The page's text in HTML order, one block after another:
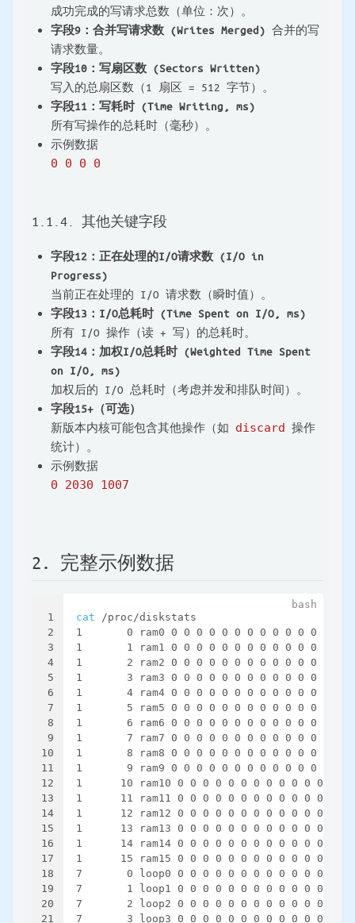
成功完成的写请求总数（单位：次）。
字段9：合并写请求数 (Writes Merged) 合并的写
请求数量。
字段10：写扇区数 (Sectors Written)
写入的总扇区数（1 扇区 = 512 字节）。
字段11：写耗时 (Time Writing, ms)
所有写操作的总耗时（毫秒）。
示例数据
0 0 0 0
1.1.4. 其他关键字段
字段12：正在处理的I/O请求数 (I/O in
Progress)
当前正在处理的 I/O 请求数（瞬时值）。
字段13：I/O总耗时 (Time Spent on I/O, ms)
所有 I/O 操作（读 + 写）的总耗时。
字段14：加权I/O总耗时 (Weighted Time Spent
on I/O, ms)
加权后的 I/O 总耗时（考虑并发和排队时间）。
字段15+（可选）
新版本内核可能包含其他操作（如 discard 操作
统计）。
示例数据
0 2030 1007
2. 完整示例数据
1
2
3
4
5
6
7
8
9
10
11
12
13
14
15
16
17
18
19
20
21
cat /proc/diskstats
1       0 ram0 0 0 0 0 0 0 0 0 0 0 0 0 0 0
1       1 ram1 0 0 0 0 0 0 0 0 0 0 0 0 0 0
1       2 ram2 0 0 0 0 0 0 0 0 0 0 0 0 0 0
1       3 ram3 0 0 0 0 0 0 0 0 0 0 0 0 0 0
1       4 ram4 0 0 0 0 0 0 0 0 0 0 0 0 0 0
1       5 ram5 0 0 0 0 0 0 0 0 0 0 0 0 0 0
1       6 ram6 0 0 0 0 0 0 0 0 0 0 0 0 0 0
1       7 ram7 0 0 0 0 0 0 0 0 0 0 0 0 0 0
1       8 ram8 0 0 0 0 0 0 0 0 0 0 0 0 0 0
1       9 ram9 0 0 0 0 0 0 0 0 0 0 0 0 0 0
1      10 ram10 0 0 0 0 0 0 0 0 0 0 0 0 0 0
1      11 ram11 0 0 0 0 0 0 0 0 0 0 0 0 0 0
1      12 ram12 0 0 0 0 0 0 0 0 0 0 0 0 0 0
1      13 ram13 0 0 0 0 0 0 0 0 0 0 0 0 0 0
1      14 ram14 0 0 0 0 0 0 0 0 0 0 0 0 0 0
1      15 ram15 0 0 0 0 0 0 0 0 0 0 0 0 0 0
7       0 loop0 0 0 0 0 0 0 0 0 0 0 0 0 0 0
7       1 loop1 0 0 0 0 0 0 0 0 0 0 0 0 0 0
7       2 loop2 0 0 0 0 0 0 0 0 0 0 0 0 0 0
7       3 loop3 0 0 0 0 0 0 0 0 0 0 0 0 0 0